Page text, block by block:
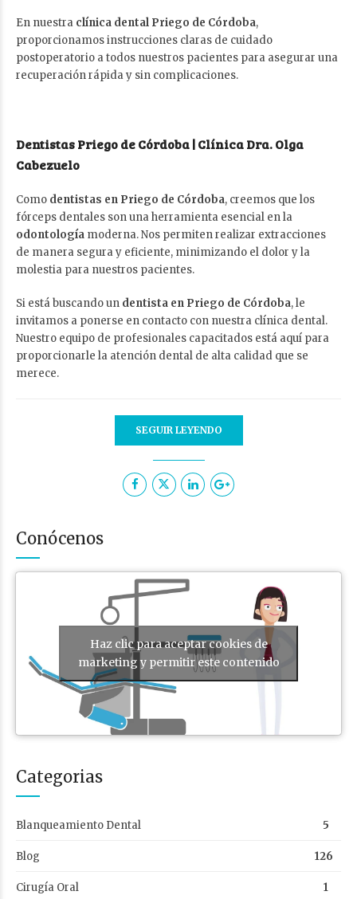
En nuestra clínica dental Priego de Córdoba,
proporcionamos instrucciones claras de cuidado
postoperatorio a todos nuestros pacientes para asegurar una
recuperación rápida y sin complicaciones.
Dentistas Priego de Córdoba | Clínica Dra. Olga
Cabezuelo
Como dentistas en Priego de Córdoba, creemos que los
fórceps dentales son una herramienta esencial en la
odontología moderna. Nos permiten realizar extracciones
de manera segura y eficiente, minimizando el dolor y la
molestia para nuestros pacientes.
Si está buscando un dentista en Priego de Córdoba, le
invitamos a ponerse en contacto con nuestra clínica dental.
Nuestro equipo de profesionales capacitados está aquí para
proporcionarle la atención dental de alta calidad que se
merece.
SEGUIR LEYENDO
Conócenos
Haz clic para aceptar cookies de
marketing y permitir este contenido
Categorias
Blanqueamiento Dental 5
Blog 126
Cirugía Oral 1